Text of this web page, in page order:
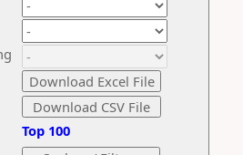
Top 100